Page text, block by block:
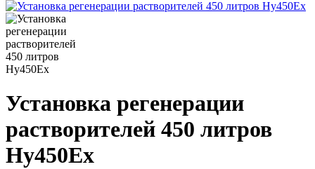
Установка регенерации
растворителей 450 литров
Hy450Ex